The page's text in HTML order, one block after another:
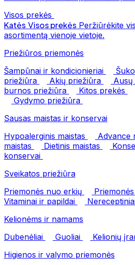
Visos prekės
Katės Visos prekės Peržiūrėkite
asortimentą vienoje vietoje.
Priežiūros priemonės
Šampūnai ir kondicionieriai
priežiūra
Akių priežiūra
burnos priežiūra
Kitos prekės
Gydymo priežiūra
Sausas maistas ir konservai
Hypoalerginis maistas
Advance
maistas
Dietinis maistas
konservai
Sveikatos priežiūra
Priemonės nuo erkių
Vitaminai ir papildai
Kelionėms ir namams
Dubenėliai
Guoliai
Kelionių
Higienos ir valymo priemonės